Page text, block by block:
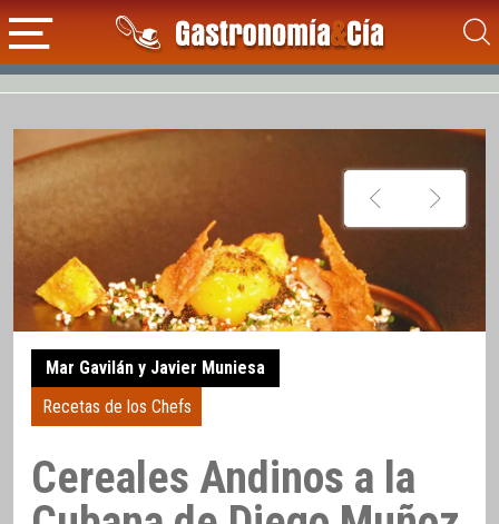
Mar Gavilán y Javier Muniesa
Recetas de los Chefs
Cereales Andinos a la